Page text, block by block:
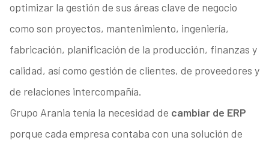
optimizar la gestión de sus áreas clave de negocio
como son proyectos, mantenimiento, ingeniería,
fabricación, planificación de la producción, finanzas y
calidad, así como gestión de clientes, de proveedores y
de relaciones intercompañía.
Grupo Arania tenía la necesidad de cambiar de ERP
porque cada empresa contaba con una solución de